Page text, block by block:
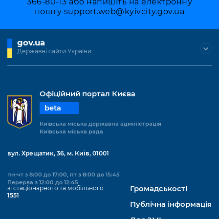
Підприємства, установи, організації
Річні звіти
Гендерна політика
Київська міська військова адміністрація
Портал Захисників та Захисниць
Портал послуг
Важливе під час воєнного стану
Уряд» – місцевий рівень»
Важливе під час воєнного стану
Про відкриті дані
Портал даних Києва
Публічні дашборди
пошту support.web@kyivcity.gov.ua
gov.ua
Державні сайти України
Офіційний портал Києва
beta
Київська міська державна адміністрація
Київська міська рада
вул. Хрещатик, 36, м. Київ, 01001
пн-чт з 8:00 до 17:00, пт з 8:00 до 15:45
Перерва з 12:00 до 12:45
зі стаціонарного та мобільного
1551
Громадськості
Публічна інформація